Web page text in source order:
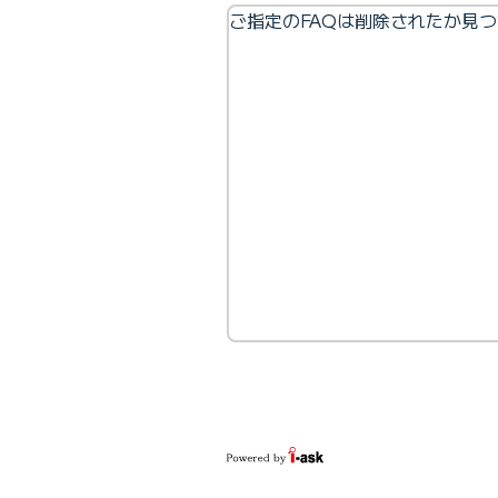
ご指定のFAQは削除されたか見つ